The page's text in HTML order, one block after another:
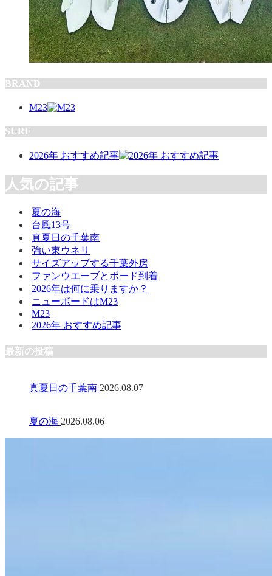
BRAND
M23
SURF
2026年 おすすめ記事
人気の記事
夏の海
台風13号
真夏日の千葉南
強い東ウネリ
サイズアップする千葉外房
ファンウエーブとボード到着
2026年は何に乗りますか？
ニューボードはM23
M23
2026年 おすすめ記事
最新の投稿
真夏日の千葉南 2026.08.07
夏の海 2026.08.06